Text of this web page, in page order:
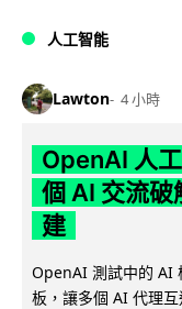
人工智能
Lawton 4 小時
OpenAI 人
個 AI 交流破
建
OpenAI 測試中的 AI
板，讓多個 AI 代理